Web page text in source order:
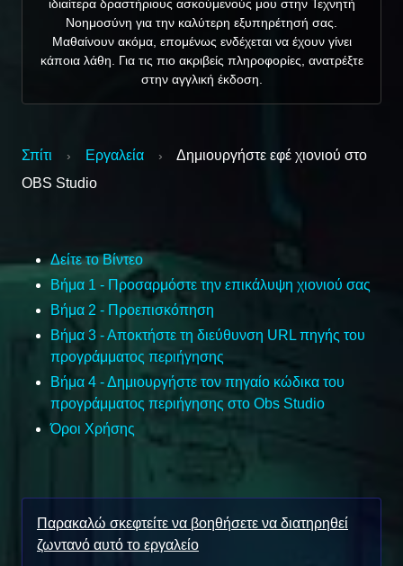
ιδιαίτερα δραστήριους ασκούμενούς μου στην Τεχνητή
Νοημοσύνη για την καλύτερη εξυπηρέτησή σας.
Μαθαίνουν ακόμα, επομένως ενδέχεται να έχουν γίνει
κάποια λάθη. Για τις πιο ακριβείς πληροφορίες, ανατρέξτε
στην αγγλική έκδοση.
Σπίτι › Εργαλεία ›
Δημιουργήστε εφέ χιονιού στο
OBS Studio
Δείτε το Βίντεο
Βήμα 1 - Προσαρμόστε την επικάλυψη χιονιού σας
Βήμα 2 - Προεπισκόπηση
Βήμα 3 - Αποκτήστε τη διεύθυνση URL πηγής του
προγράμματος περιήγησης
Βήμα 4 - Δημιουργήστε τον πηγαίο κώδικα του
προγράμματος περιήγησης στο Obs Studio
Όροι Χρήσης
Παρακαλώ σκεφτείτε να βοηθήσετε να διατηρηθεί
ζωντανό αυτό το εργαλείο